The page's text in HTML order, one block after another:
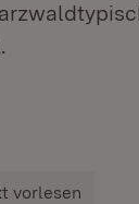
vorlesen